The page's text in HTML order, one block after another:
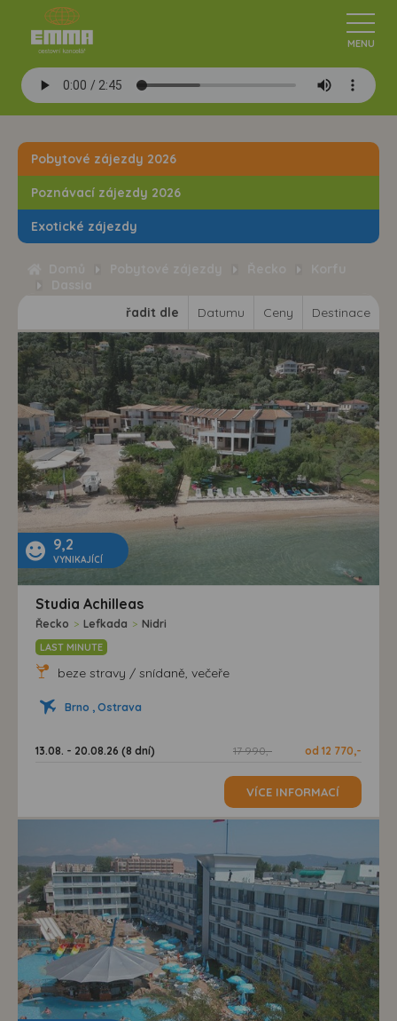
Pobytové zájezdy 2026
Poznávací zájezdy 2026
Exotické zájezdy
řadit dle
Datumu Ceny Destinace
9,2
VYNIKAJÍCÍ
Studia Achilleas
Řecko > Lefkada > Nidri
LAST MINUTE
beze stravy / snídaně, večeře
Brno , Ostrava
13.08. - 20.08.26 (8 dní) 17 990,- od 12 770,-
VÍCE INFORMACÍ